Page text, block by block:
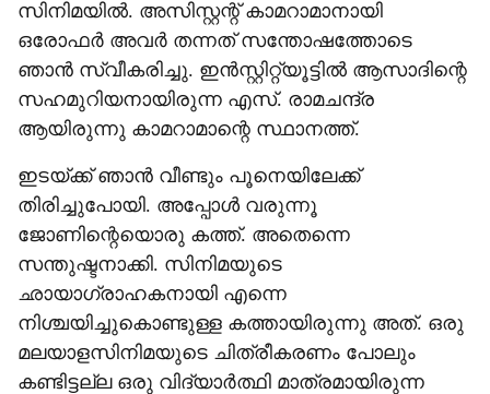
സിനിമയില്‍. അസിസ്റ്റന്റ് കാമറാമാനായി
ഒരോഫര്‍ അവര്‍ തന്നത് സന്തോഷത്തോടെ
ഞാന്‍ സ്വീകരിച്ചു. ഇന്‍സ്റ്റിറ്റ്യൂട്ടില്‍ ആസാദിന്റെ
സഹമുറിയനായിരുന്ന എസ്. രാമചന്ദ്ര
ആയിരുന്നു കാമറാമാന്റെ സ്ഥാനത്ത്.
ഇടയ്ക്ക് ഞാന്‍ വീണ്ടും പൂനെയിലേക്ക്
തിരിച്ചുപോയി. അപ്പോള്‍ വരുന്നൂ
ജോണിന്റെയൊരു കത്ത്. അതെന്നെ
സന്തുഷ്ടനാക്കി. സിനിമയുടെ
ഛായാഗ്രാഹകനായി എന്നെ
നിശ്ചയിച്ചുകൊണ്ടുള്ള കത്തായിരുന്നു അത്. ഒരു
മലയാളസിനിമയുടെ ചിത്രീകരണം പോലും
കണ്ടിട്ടല്ല ഒരു വിദ്യാര്‍ത്ഥി മാത്രമായിരുന്ന